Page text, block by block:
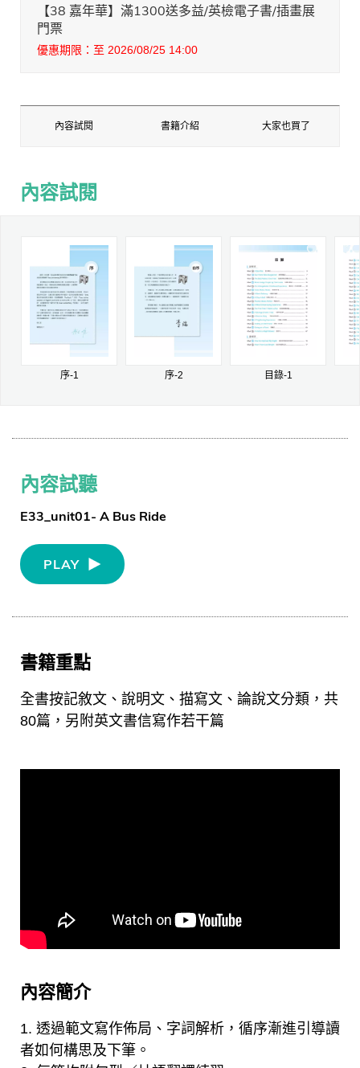
【38 嘉年華】滿1300送多益/英檢電子書/插畫展
門票
優惠期限：至 2026/08/25 14:00
內容試閱 書籍介紹 大家也買了
內容試閱
序-1 序-2 目錄-1
內容試聽
E33_unit01- A Bus Ride
PLAY
書籍重點
全書按記敘文、說明文、描寫文、論說文分類，共
80篇，另附英文書信寫作若干篇
內容簡介
1. 透過範文寫作佈局、字詞解析，循序漸進引導讀
者如何構思及下筆。